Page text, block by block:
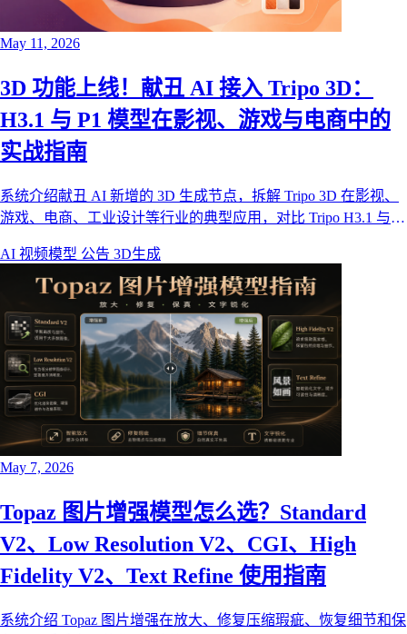
May 11, 2026
3D 功能上线！献丑 AI 接入 Tripo 3D：
H3.1 与 P1 模型在影视、游戏与电商中的
实战指南
系统介绍献丑 AI 新增的 3D 生成节点，拆解 Tripo 3D 在影视、
游戏、电商、工业设计等行业的典型应用，对比 Tripo H3.1 与
文生 3D 与图生 3D。
AI 视频模型 公告 3D生成
May 7, 2026
Topaz 图片增强模型怎么选？Standard
V2、Low Resolution V2、CGI、High
Fidelity V2、Text Refine 使用指南
系统介绍 Topaz 图片增强在放大、修复压缩瑕疵、恢复细节和保